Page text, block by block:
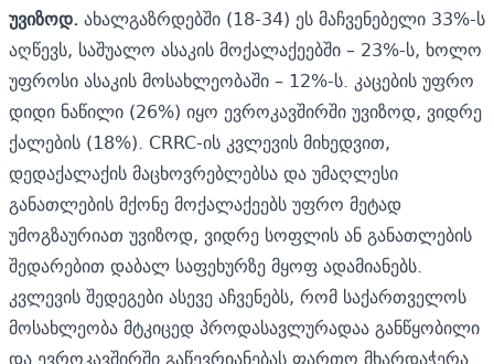
უვიზოდ. ახალგაზრდებში (18-34) ეს მაჩვენებელი 33%-ს
აღწევს, საშუალო ასაკის მოქალაქეებში – 23%-ს, ხოლო
უფროსი ასაკის მოსახლეობაში – 12%-ს. კაცების უფრო
დიდი ნაწილი (26%) იყო ევროკავშირში უვიზოდ, ვიდრე
ქალების (18%). CRRC-ის კვლევის მიხედვით,
დედაქალაქის მაცხოვრებლებსა და უმაღლესი
განათლების მქონე მოქალაქეებს უფრო მეტად
უმოგზაურიათ უვიზოდ, ვიდრე სოფლის ან განათლების
შედარებით დაბალ საფეხურზე მყოფ ადამიანებს.
კვლევის შედეგები ასევე აჩვენებს, რომ საქართველოს
მოსახლეობა მტკიცედ პროდასავლურადაა განწყობილი